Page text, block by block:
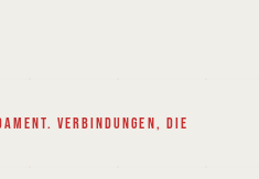
Verbindungen, die